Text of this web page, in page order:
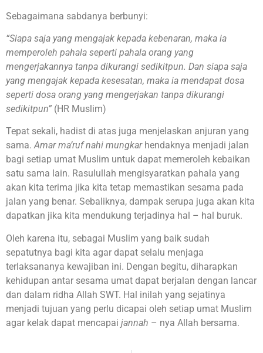
Sebagaimana sabdanya berbunyi:
“Siapa saja yang mengajak kepada kebenaran, maka ia
memperoleh pahala seperti pahala orang yang
mengerjakannya tanpa dikurangi sedikitpun. Dan siapa saja
yang mengajak kepada kesesatan, maka ia mendapat dosa
seperti dosa orang yang mengerjakan tanpa dikurangi
sedikitpun” (HR Muslim)
Tepat sekali, hadist di atas juga menjelaskan anjuran yang
sama.Amar ma’ruf nahi mungkarhendaknya menjadi jalan
bagi setiap umat Muslim untuk dapat memeroleh kebaikan
satu sama lain. Rasulullah mengisyaratkan pahala yang
akan kita terima jika kita tetap memastikan sesama pada
jalan yang benar. Sebaliknya, dampak serupa juga akan kita
dapatkan jika kita mendukung terjadinya hal – hal buruk.
Oleh karena itu, sebagai Muslim yang baik sudah
sepatutnya bagi kita agar dapat selalu menjaga
terlaksananya kewajiban ini. Dengan begitu, diharapkan
kehidupan antar sesama umat dapat berjalan dengan lancar
dan dalam ridha Allah SWT. Hal inilah yang sejatinya
menjadi tujuan yang perlu dicapai oleh setiap umat Muslim
agar kelak dapat mencapai jannah – nya Allah bersama.